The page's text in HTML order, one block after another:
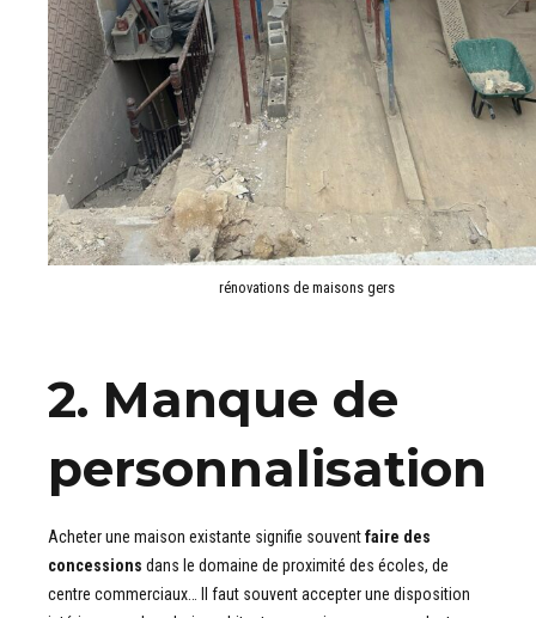
rénovations de maisons gers
2. Manque de
personnalisation
Acheter une maison existante signifie souventfaire des
concessions dans le domaine de proximité des écoles, de
centre commerciaux… Il faut souvent accepter une disposition